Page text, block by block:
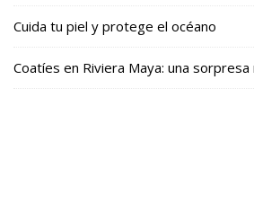
Cuida tu piel y protege el océano
Coatíes en Riviera Maya: una